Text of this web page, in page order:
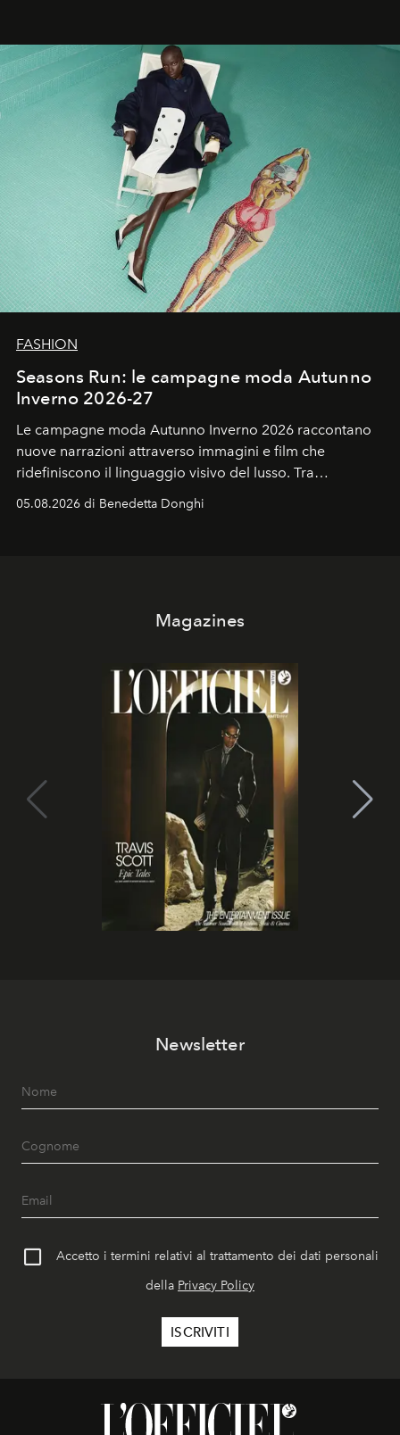
un’impronta indelebile nella storia della moda.
FASHION
Seasons Run: le campagne moda Autunno
Inverno 2026-27
Le campagne moda Autunno Inverno 2026 raccontano
nuove narrazioni attraverso immagini e film che
ridefiniscono il linguaggio visivo del lusso. Tra
protagonisti del cinema, volti della cultura
contemporanea e storytelling d'autore, le maison
05.08.2026 di Benedetta Donghi
Magazines
Newsletter
Accetto i termini relativi al trattamento dei dati personali
della Privacy Policy